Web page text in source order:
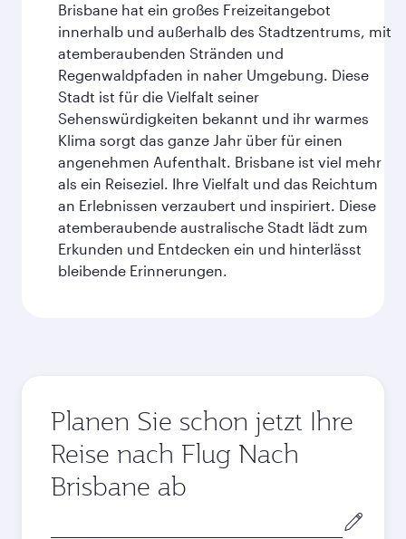
Brisbane hat ein großes Freizeitangebot
innerhalb und außerhalb des Stadtzentrums, mit
atemberaubenden Stränden und
Regenwaldpfaden in naher Umgebung. Diese
Stadt ist für die Vielfalt seiner
Sehenswürdigkeiten bekannt und ihr warmes
Klima sorgt das ganze Jahr über für einen
angenehmen Aufenthalt. Brisbane ist viel mehr
als ein Reiseziel. Ihre Vielfalt und das Reichtum
an Erlebnissen verzaubert und inspiriert. Diese
atemberaubende australische Stadt lädt zum
Erkunden und Entdecken ein und hinterlässt
bleibende Erinnerungen.
Planen Sie schon jetzt Ihre
Reise nach Flug Nach
Brisbane ab